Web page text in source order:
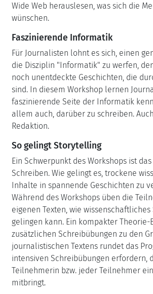
Wide Web herauslesen, was sich die
wünschen.
Faszinierende Informatik
Für Journalisten lohnt es sich, einen
die Disziplin "Informatik" zu werfen,
noch unentdeckte Geschichten, die
sind. In diesem Workshop lernen
faszinierende Seite der Informatik
allem auch, darüber zu schreiben.
Redaktion.
So gelingt Storytelling
Ein Schwerpunkt des Workshops ist
Schreiben. Wie gelingt es, trockene
Inhalte in spannende Geschichten zu
Während des Workshops üben die
eigenen Texten, wie
gelingen kann. Ein kompakter
zusätzlichen Schreibübungen zu den
journalistischen Textens rundet das
intensiven Schreibübungen erfordern,
Teilnehmerin bzw. jeder Teilnehmer
mitbringt.